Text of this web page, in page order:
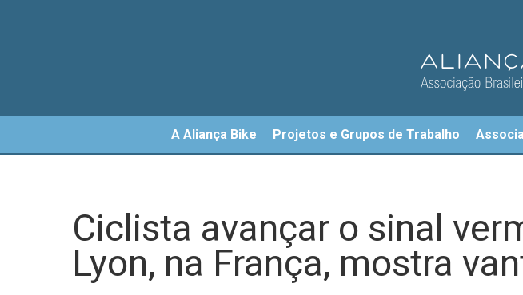
A Aliança Bike Projetos e Grupos de Trabalho
Ciclista avançar o sinal
Lyon, na França, mostra